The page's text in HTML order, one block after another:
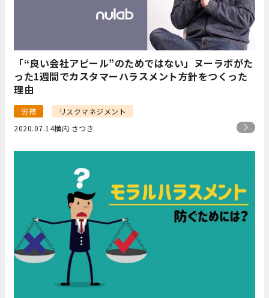
「“良い会社アピール”のためではない」ヌーラボがた
った1週間でカスタマーハラスメント方針をつくった
理由
労務
リスクマネジメント
2020.07.14横内 さつき